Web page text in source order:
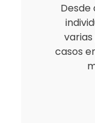
casos